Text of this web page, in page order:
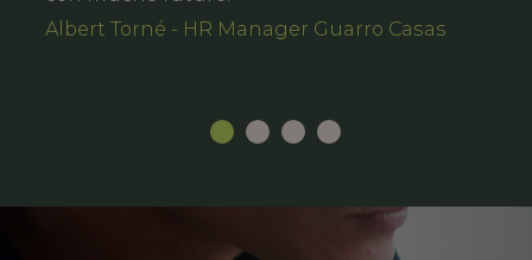
Albert Torné - HR Manager Guarro Casas